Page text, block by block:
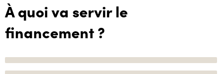
À quoi va servir le
financement ?